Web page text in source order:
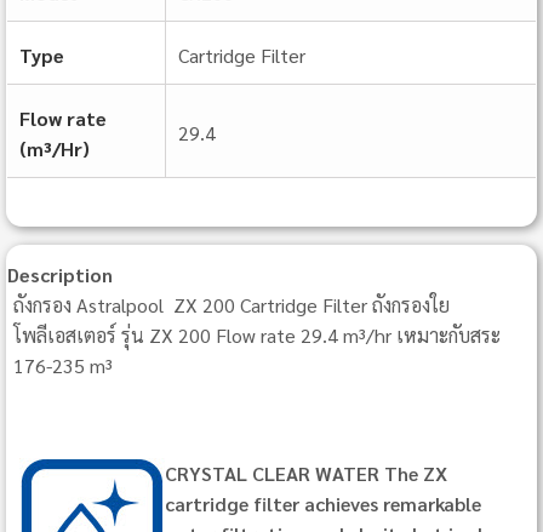
Type Cartridge Filter
Flow rate
(m³/Hr)
29.4
Description
ถังกรอง Astralpool ZX 200 Cartridge Filter ถังกรองใย
โพลีเอสเตอร์ รุ่น ZX 200 Flow rate 29.4 m³/hr เหมาะกับสระ
176-235 m³
CRYSTAL CLEAR WATER The ZX
cartridge filter achieves remarkable